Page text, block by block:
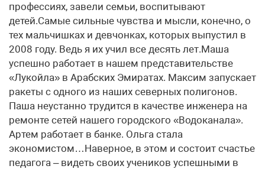
профессиях, завели семьи, воспитывают
детей.Самые сильные чувства и мысли, конечно, о
тех мальчишках и девчонках, которых выпустил в
2008 году. Ведь я их учил все десять лет.Маша
успешно работает в нашем представительстве
«Лукойла» в Арабских Эмиратах. Максим запускает
ракеты с одного из наших северных полигонов.
Паша неустанно трудится в качестве инженера на
ремонте сетей нашего городского «Водоканала».
Артем работает в банке. Ольга стала
экономистом…Наверное, в этом и состоит счастье
педагога – видеть своих учеников успешными в